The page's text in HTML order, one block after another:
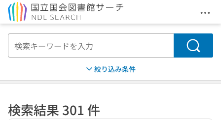
メ
検索
絞り込み条件
検索結果 301 件